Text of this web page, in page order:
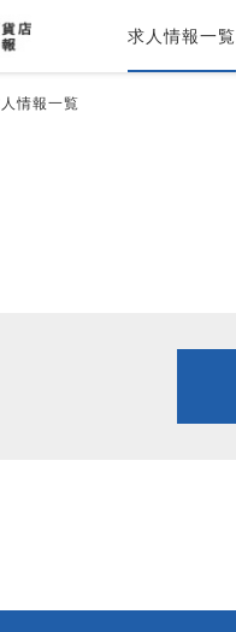
求人情報一覧
情報一覧